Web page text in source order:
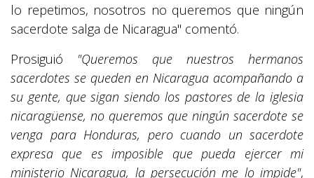
lo repetimos, nosotros no queremos que ningún
sacerdote salga de Nicaragua" comentó.
Prosiguió "Queremos que nuestros hermanos
sacerdotes se queden en Nicaragua acompañando a
su gente, que sigan siendo los pastores de la iglesia
nicaragüense, no queremos que ningún sacerdote se
venga para Honduras, pero cuando un sacerdote
expresa que es imposible que pueda ejercer mi
ministerio Nicaragua, la persecución me lo impide",